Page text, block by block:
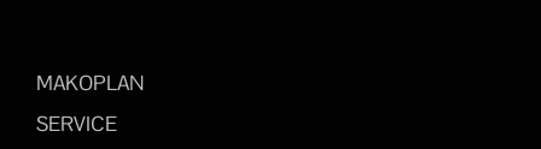
MAKOPLAN
SERVICE